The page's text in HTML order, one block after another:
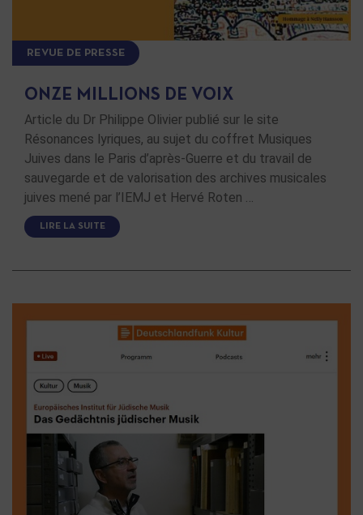
REVUE DE PRESSE
ONZE MILLIONS DE VOIX
Article du Dr Philippe Olivier publié sur le site
Résonances lyriques, au sujet du coffret Musiques
Juives dans le Paris d’après-Guerre et du travail de
sauvegarde et de valorisation des archives musicales
juives mené par l’IEMJ et Hervé Roten …
LIRE LA SUITE